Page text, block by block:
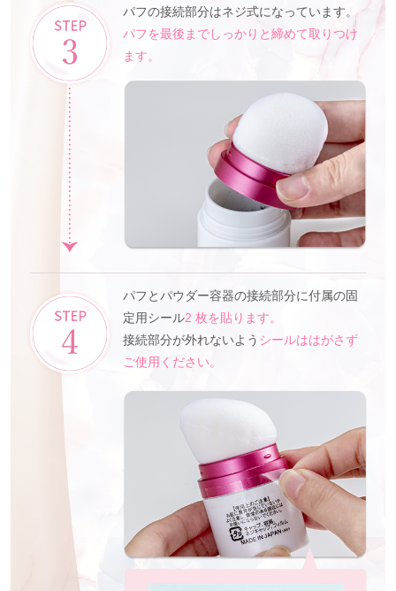
パフの接続部分はネジ式になっています。
パフを最後までしっかりと締めて取りつけ
ます。
パフとパウダー容器の接続部分に付属の固
定用シール2 枚を貼ります。
接続部分が外れないよう シールははがさず
ご使用ください。